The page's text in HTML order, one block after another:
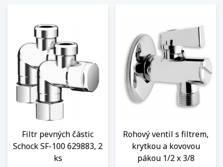
Filtr pevných částic
Schock SF-100 629883, 2
ks
Rohový ventil s filtrem,
krytkou a kovovou
pákou 1/2 x 3/8